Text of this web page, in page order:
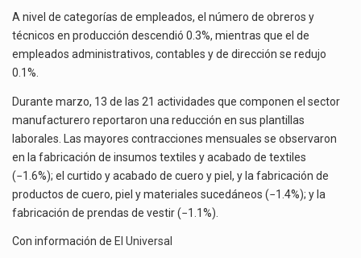
A nivel de categorías de empleados, el número de obreros y
técnicos en producción descendió 0.3%, mientras que el de
empleados administrativos, contables y de dirección se redujo
0.1%.
Durante marzo, 13 de las 21 actividades que componen el sector
manufacturero reportaron una reducción en sus plantillas
laborales. Las mayores contracciones mensuales se observaron
en la fabricación de insumos textiles y acabado de textiles
(−1.6%); el curtido y acabado de cuero y piel, y la fabricación de
productos de cuero, piel y materiales sucedáneos (−1.4%); y la
fabricación de prendas de vestir (−1.1%).
Con información de El Universal